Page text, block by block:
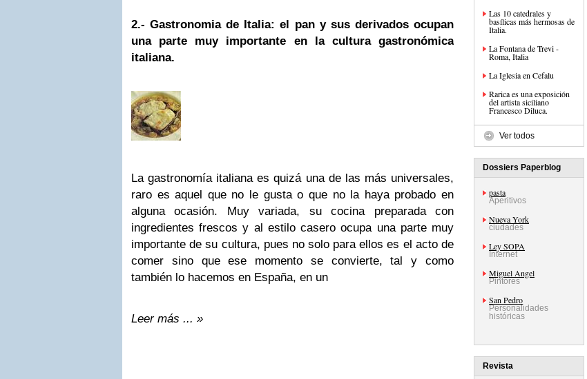
2.-Gastronomia de Italia: el pan y sus derivados ocupan
una parte muy importante en la cultura gastronómica
italiana.
La gastronomía italiana es quizá una de las más universales,
raro es aquel que no le gusta o que no la haya probado en
alguna ocasión. Muy variada, su cocina preparada con
ingredientes frescos y al estilo casero ocupa una parte muy
importante de su cultura, pues no solo para ellos es el acto de
comer sino que ese momento se convierte, tal y como
también lo hacemos en España, en un
Leer más ... »
Las 10 catedrales y
basílicas más hermosas de
Italia.
La Fontana de Trevi -
Roma, Italia
La Iglesia en Cefalu
Rarica es una exposición
del artista siciliano
Francesco Diluca.
Ver todos
Dossiers Paperblog
pasta
Aperitivos
Nueva York
ciudades
Ley SOPA
Internet
Miguel Angel
Pintores
San Pedro
Personalidades
históricas
Revista